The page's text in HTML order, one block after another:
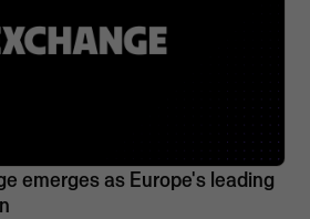
emerges as Europe's leading